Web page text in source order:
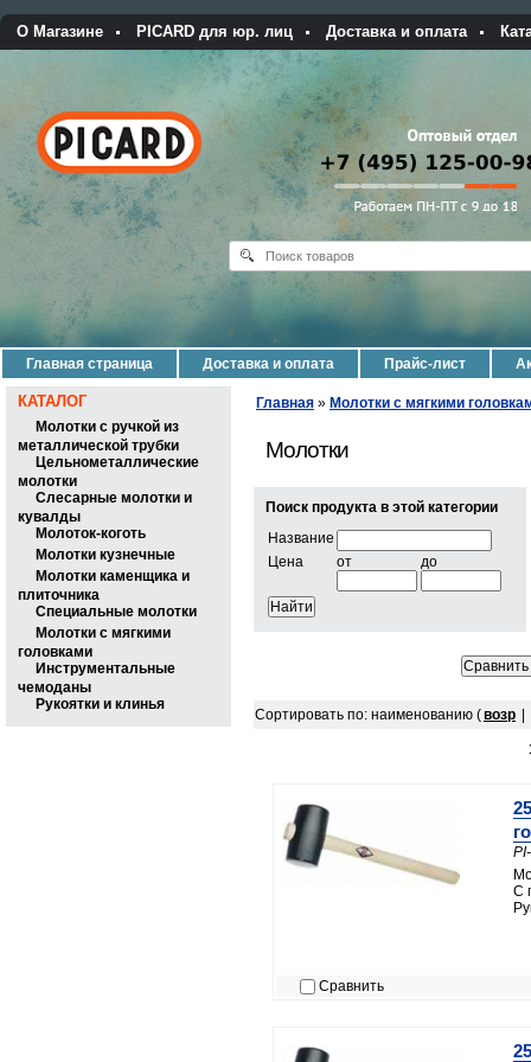
О Магазине PICARD для юр. лиц Доставка и оплата
Главная страница Доставка и оплата Прайс-лист
КАТАЛОГ
Молотки с ручкой из
металлической трубки
Цельнометаллические
молотки
Слесарные молотки и
кувалды
Молоток-коготь
Молотки кузнечные
Молотки каменщика и
плиточника
Специальные молотки
Молотки с мягкими
головками
Инструментальные
чемоданы
Рукоятки и клинья
Главная » Молотки с мягкими
Молотки
Поиск продукта в этой категории
Название
Цена
от до
Сортировать по: наименованию (возр
C
Сравнить